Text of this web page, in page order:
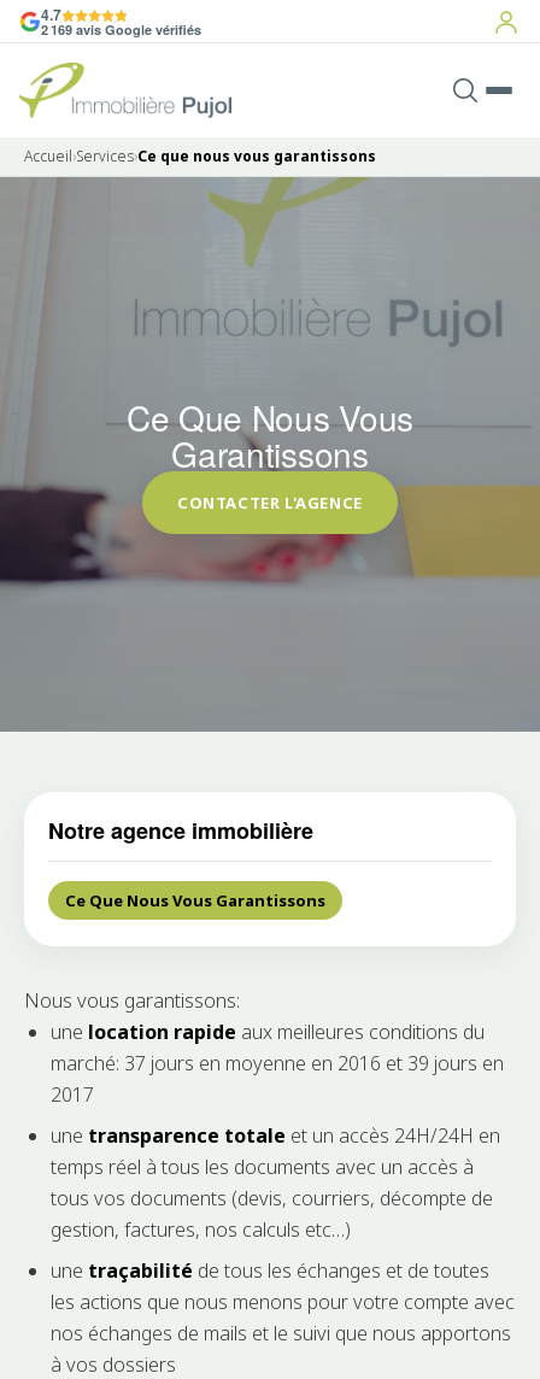
4.7
2 169 avis Google vérifiés
Accueil›Services›Ce que nous vous garantissons
Ce Que Nous Vous
Garantissons
CONTACTER L'AGENCE
Notre agence immobilière
Ce Que Nous Vous Garantissons
Nous vous garantissons:
une location rapide aux meilleures conditions du
marché: 37 jours en moyenne en 2016 et 39 jours en
2017
une transparence totale et un accès 24H/24H en
temps réel à tous les documents avec un accès à
tous vos documents (devis, courriers, décompte de
gestion, factures, nos calculs etc…)
une traçabilité de tous les échanges et de toutes
les actions que nous menons pour votre compte avec
nos échanges de mails et le suivi que nous apportons
à vos dossiers